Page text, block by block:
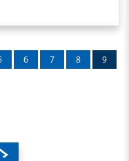
6 7 8
9